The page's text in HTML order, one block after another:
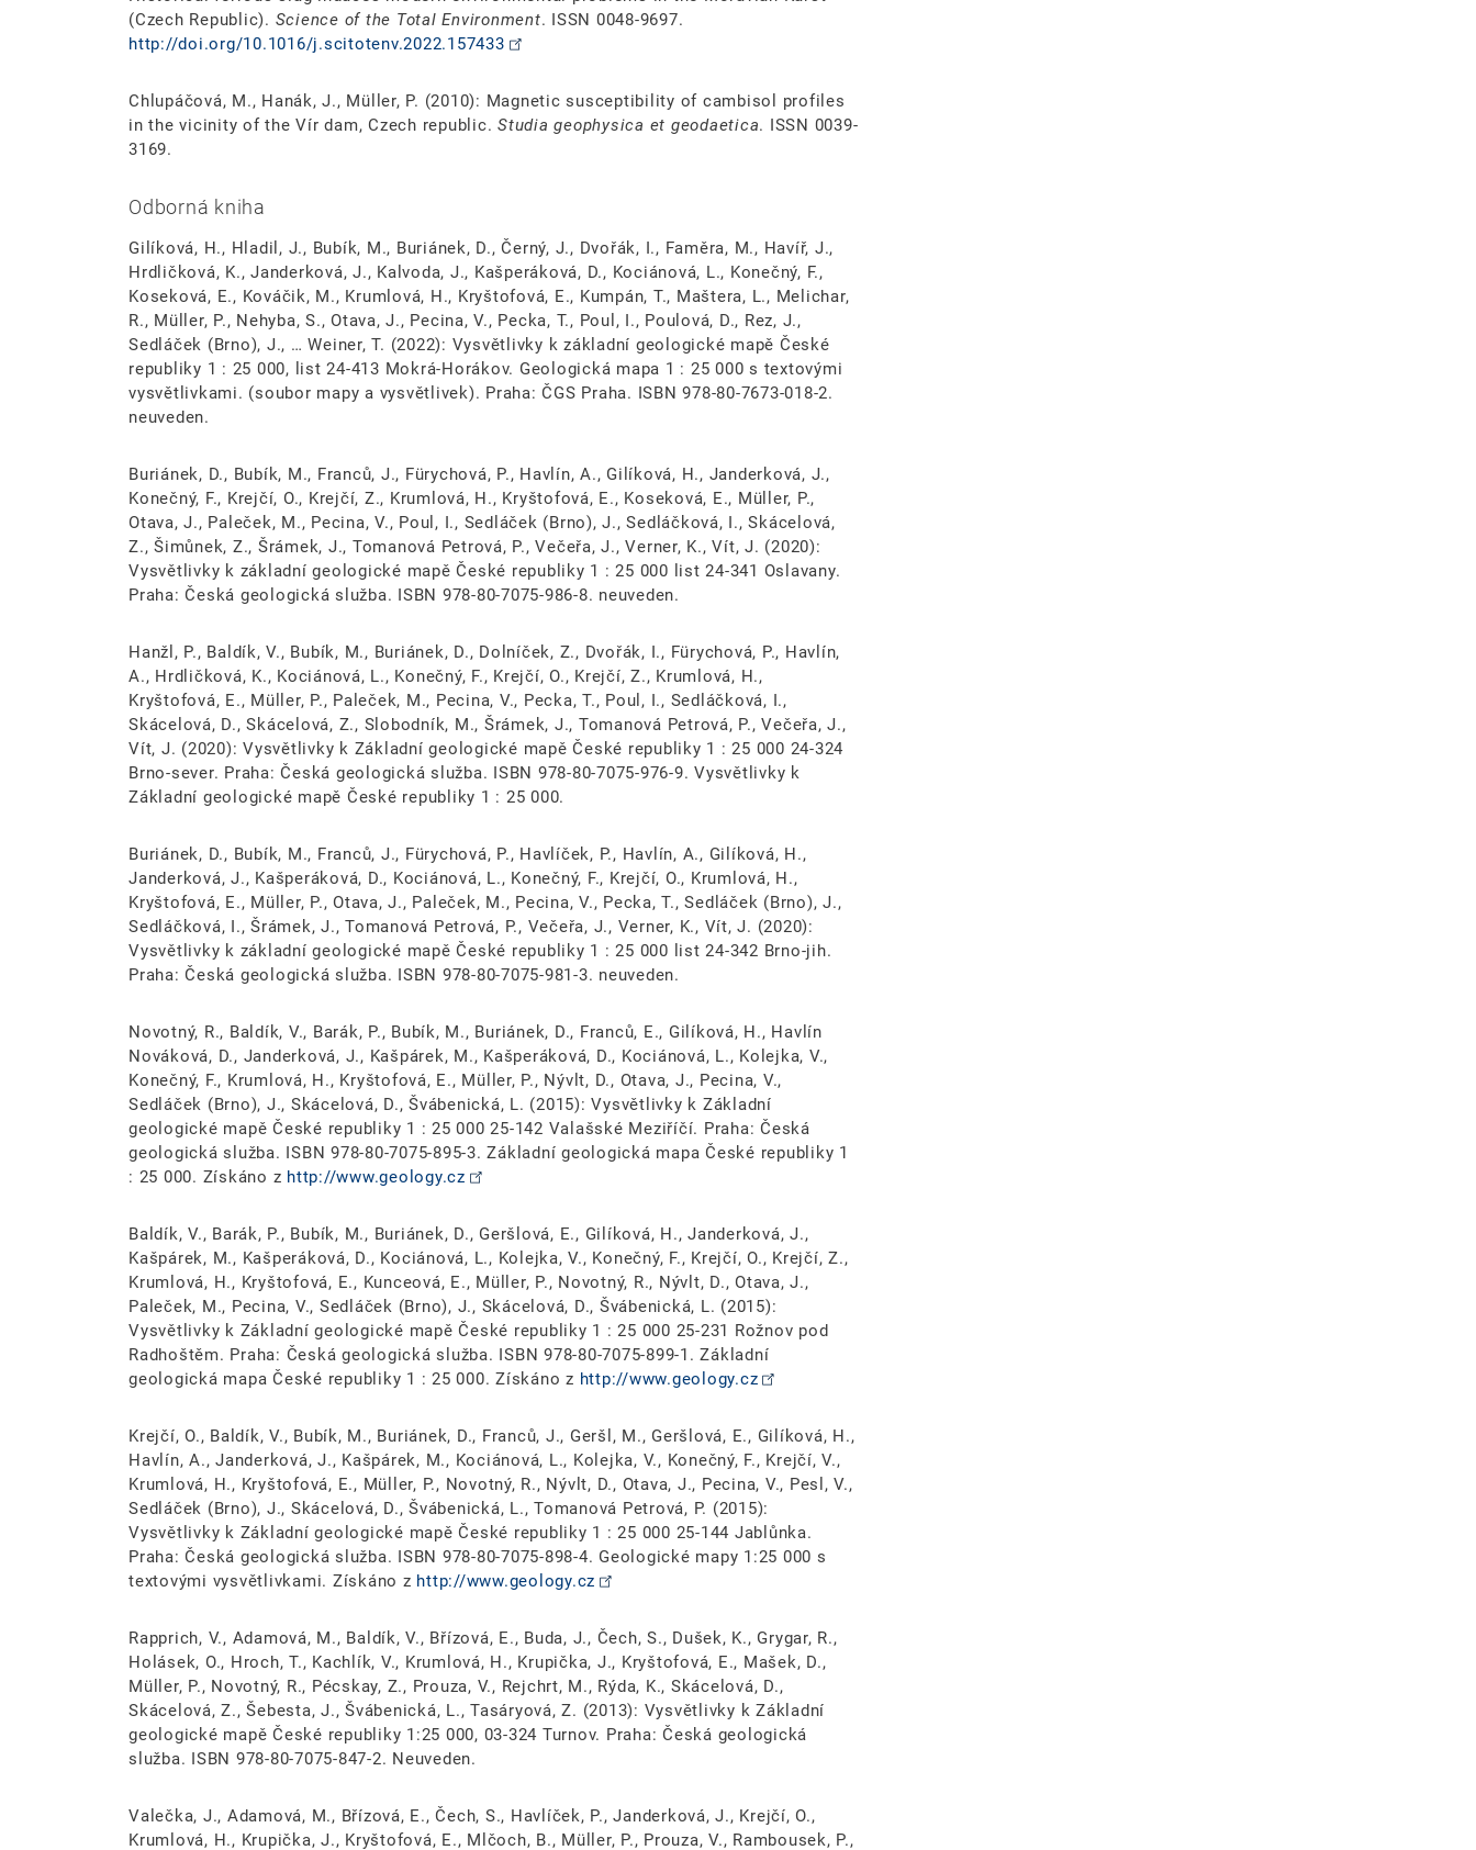
(Czech Republic). Science of the Total Environment. ISSN 0048-9697.
http://doi.org/10.1016/j.scitotenv.2022.157433
Chlupáčová, M., Hanák, J., Müller, P. (2010): Magnetic susceptibility of cambisol profiles
in the vicinity of the Vír dam, Czech republic. Studia geophysica et geodaetica. ISSN 0039-
3169.
Odborná kniha
Gilíková, H., Hladil, J., Bubík, M., Buriánek, D., Černý, J., Dvořák, I., Faměra, M., Havíř, J.,
Hrdličková, K., Janderková, J., Kalvoda, J., Kašperáková, D., Kociánová, L., Konečný, F.,
Koseková, E., Kováčik, M., Krumlová, H., Kryštofová, E., Kumpán, T., Maštera, L., Melichar,
R., Müller, P., Nehyba, S., Otava, J., Pecina, V., Pecka, T., Poul, I., Poulová, D., Rez, J.,
Sedláček (Brno), J., … Weiner, T. (2022): Vysvětlivky k základní geologické mapě České
republiky 1 : 25 000, list 24-413 Mokrá-Horákov. Geologická mapa 1 : 25 000 s textovými
vysvětlivkami. (soubor mapy a vysvětlivek). Praha: ČGS Praha. ISBN 978-80-7673-018-2.
neuveden.
Buriánek, D., Bubík, M., Franců, J., Fürychová, P., Havlín, A., Gilíková, H., Janderková, J.,
Konečný, F., Krejčí, O., Krejčí, Z., Krumlová, H., Kryštofová, E., Koseková, E., Müller, P.,
Otava, J., Paleček, M., Pecina, V., Poul, I., Sedláček (Brno), J., Sedláčková, I., Skácelová,
Z., Šimůnek, Z., Šrámek, J., Tomanová Petrová, P., Večeřa, J., Verner, K., Vít, J. (2020):
Vysvětlivky k základní geologické mapě České republiky 1 : 25 000 list 24-341 Oslavany.
Praha: Česká geologická služba. ISBN 978-80-7075-986-8. neuveden.
Hanžl, P., Baldík, V., Bubík, M., Buriánek, D., Dolníček, Z., Dvořák, I., Fürychová, P., Havlín,
A., Hrdličková, K., Kociánová, L., Konečný, F., Krejčí, O., Krejčí, Z., Krumlová, H.,
Kryštofová, E., Müller, P., Paleček, M., Pecina, V., Pecka, T., Poul, I., Sedláčková, I.,
Skácelová, D., Skácelová, Z., Slobodník, M., Šrámek, J., Tomanová Petrová, P., Večeřa, J.,
Vít, J. (2020): Vysvětlivky k Základní geologické mapě České republiky 1 : 25 000 24-324
Brno-sever. Praha: Česká geologická služba. ISBN 978-80-7075-976-9. Vysvětlivky k
Základní geologické mapě České republiky 1 : 25 000.
Buriánek, D., Bubík, M., Franců, J., Fürychová, P., Havlíček, P., Havlín, A., Gilíková, H.,
Janderková, J., Kašperáková, D., Kociánová, L., Konečný, F., Krejčí, O., Krumlová, H.,
Kryštofová, E., Müller, P., Otava, J., Paleček, M., Pecina, V., Pecka, T., Sedláček (Brno), J.,
Sedláčková, I., Šrámek, J., Tomanová Petrová, P., Večeřa, J., Verner, K., Vít, J. (2020):
Vysvětlivky k základní geologické mapě České republiky 1 : 25 000 list 24-342 Brno-jih.
Praha: Česká geologická služba. ISBN 978-80-7075-981-3. neuveden.
Novotný, R., Baldík, V., Barák, P., Bubík, M., Buriánek, D., Franců, E., Gilíková, H., Havlín
Nováková, D., Janderková, J., Kašpárek, M., Kašperáková, D., Kociánová, L., Kolejka, V.,
Konečný, F., Krumlová, H., Kryštofová, E., Müller, P., Nývlt, D., Otava, J., Pecina, V.,
Sedláček (Brno), J., Skácelová, D., Švábenická, L. (2015): Vysvětlivky k Základní
geologické mapě České republiky 1 : 25 000 25-142 Valašské Meziříčí. Praha: Česká
geologická služba. ISBN 978-80-7075-895-3. Základní geologická mapa České republiky 1
: 25 000. Získáno z http://www.geology.cz
Baldík, V., Barák, P., Bubík, M., Buriánek, D., Geršlová, E., Gilíková, H., Janderková, J.,
Kašpárek, M., Kašperáková, D., Kociánová, L., Kolejka, V., Konečný, F., Krejčí, O., Krejčí, Z.,
Krumlová, H., Kryštofová, E., Kunceová, E., Müller, P., Novotný, R., Nývlt, D., Otava, J.,
Paleček, M., Pecina, V., Sedláček (Brno), J., Skácelová, D., Švábenická, L. (2015):
Vysvětlivky k Základní geologické mapě České republiky 1 : 25 000 25-231 Rožnov pod
Radhoštěm. Praha: Česká geologická služba. ISBN 978-80-7075-899-1. Základní
geologická mapa České republiky 1 : 25 000. Získáno z http://www.geology.cz
Krejčí, O., Baldík, V., Bubík, M., Buriánek, D., Franců, J., Geršl, M., Geršlová, E., Gilíková, H.,
Havlín, A., Janderková, J., Kašpárek, M., Kociánová, L., Kolejka, V., Konečný, F., Krejčí, V.,
Krumlová, H., Kryštofová, E., Müller, P., Novotný, R., Nývlt, D., Otava, J., Pecina, V., Pesl, V.,
Sedláček (Brno), J., Skácelová, D., Švábenická, L., Tomanová Petrová, P. (2015):
Vysvětlivky k Základní geologické mapě České republiky 1 : 25 000 25-144 Jablůnka.
Praha: Česká geologická služba. ISBN 978-80-7075-898-4. Geologické mapy 1:25 000 s
textovými vysvětlivkami. Získáno z http://www.geology.cz
Rapprich, V., Adamová, M., Baldík, V., Břízová, E., Buda, J., Čech, S., Dušek, K., Grygar, R.,
Holásek, O., Hroch, T., Kachlík, V., Krumlová, H., Krupička, J., Kryštofová, E., Mašek, D.,
Müller, P., Novotný, R., Pécskay, Z., Prouza, V., Rejchrt, M., Rýda, K., Skácelová, D.,
Skácelová, Z., Šebesta, J., Švábenická, L., Tasáryová, Z. (2013): Vysvětlivky k Základní
geologické mapě České republiky 1:25 000, 03-324 Turnov. Praha: Česká geologická
služba. ISBN 978-80-7075-847-2. Neuveden.
Valečka, J., Adamová, M., Břízová, E., Čech, S., Havlíček, P., Janderková, J., Krejčí, O.,
Krumlová, H., Krupička, J., Kryštofová, E., Mlčoch, B., Müller, P., Prouza, V., Rambousek, P.,